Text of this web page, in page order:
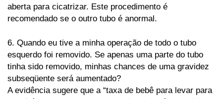
aberta para cicatrizar. Este procedimento é
recomendado se o outro tubo é anormal.
6. Quando eu tive a minha operação de todo o tubo
esquerdo foi removido. Se apenas uma parte do tubo
tinha sido removido, minhas chances de uma gravidez
subseqüente será aumentado?
A evidência sugere que a “taxa de bebê para levar para